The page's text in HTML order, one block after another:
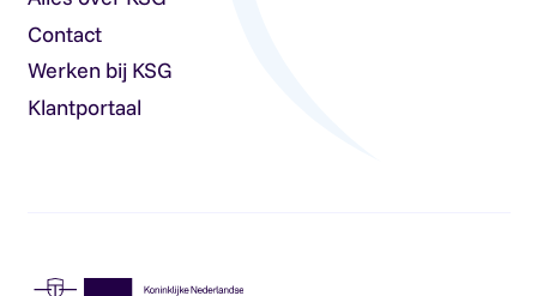
Contact
Werken bij KSG
Klantportaal